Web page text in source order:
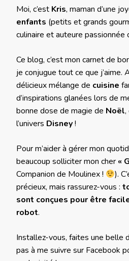
Moi, c’est Kris, maman d’une
enfants (petits et grands
culinaire et auteure
Ce blog, c’est mon carnet de
je conjugue tout ce que j’aime.
délicieux mélange de cuisine
d’inspirations glanées lors de
bonne dose de magie de Noël,
l’univers Disney!
Pour m’aider à gérer mon
beaucoup solliciter mon cher «
Companion de Moulinex !
).
précieux, mais rassurez-vous :
sont conçues pour être
robot.
Installez-vous, faites une belle
pas à me suivre sur Facebook